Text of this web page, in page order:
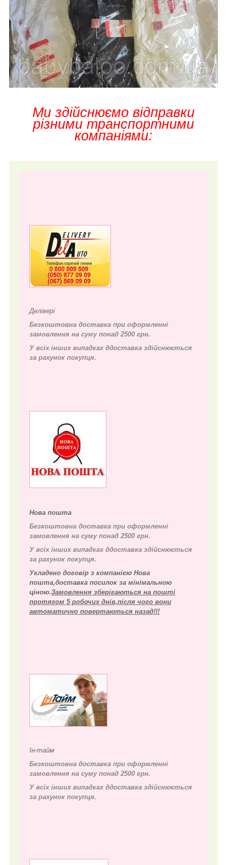
Ми здійснюємо відправки
різними транспортними
компаніями:
Делівері
Безкоштовна доставка при оформленні
замовлення на суму понад 2500 грн.
У всіх інших випадках ддоставка здійснюється
за рахунок покупця.
Нова пошта
Безкоштовна доставка при оформленні
замовлення на суму понад 2500 грн.
У всіх інших випадках ддоставка здійснюється
за рахунок покупця.
Укладено договір з компанією Нова
пошта,доставка посилок за мінімальною
ціною.Замовлення зберігаються на пошті
протягом 5 робочих днів,після чого вони
автоматично повертаються назад!!!
Ін-тайм
Безкоштовна доставка при оформленні
замовлення на суму понад 2500 грн.
У всіх інших випадках ддоставка здійснюється
за рахунок покупця.